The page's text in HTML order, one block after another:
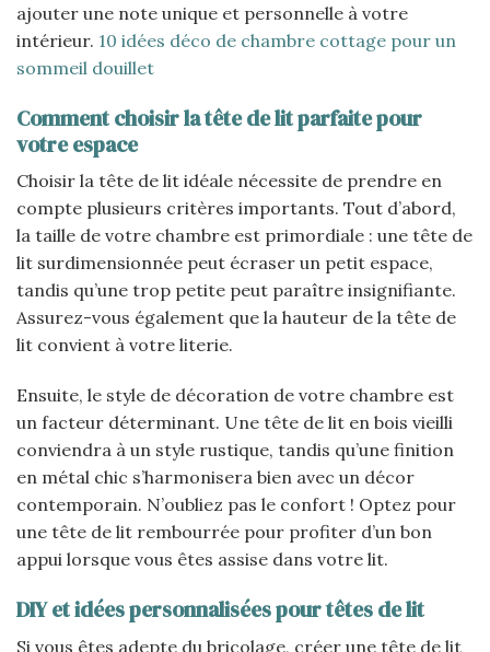
ajouter une note unique et personnelle à votre
intérieur. 10 idées déco de chambre cottage pour un
sommeil douillet
Comment choisir la tête de lit parfaite pour
votre espace
Choisir la tête de lit idéale nécessite de prendre en
compte plusieurs critères importants. Tout d’abord,
la taille de votre chambre est primordiale : une tête de
lit surdimensionnée peut écraser un petit espace,
tandis qu’une trop petite peut paraître insignifiante.
Assurez-vous également que la hauteur de la tête de
lit convient à votre literie.
Ensuite, le style de décoration de votre chambre est
un facteur déterminant. Une tête de lit en bois vieilli
conviendra à un style rustique, tandis qu’une finition
en métal chic s’harmonisera bien avec un décor
contemporain. N’oubliez pas le confort ! Optez pour
une tête de lit rembourrée pour profiter d’un bon
appui lorsque vous êtes assise dans votre lit.
DIY et idées personnalisées pour têtes de lit
Si vous êtes adepte du bricolage, créer une tête de lit